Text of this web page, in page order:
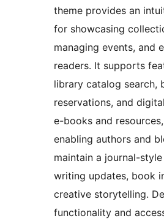
theme provides an
for showcasing
managing events, and
readers. It supports
library catalog search,
reservations, and
e-books and
enabling authors and
maintain a journal-
writing updates, book
creative storytelling.
functionality and